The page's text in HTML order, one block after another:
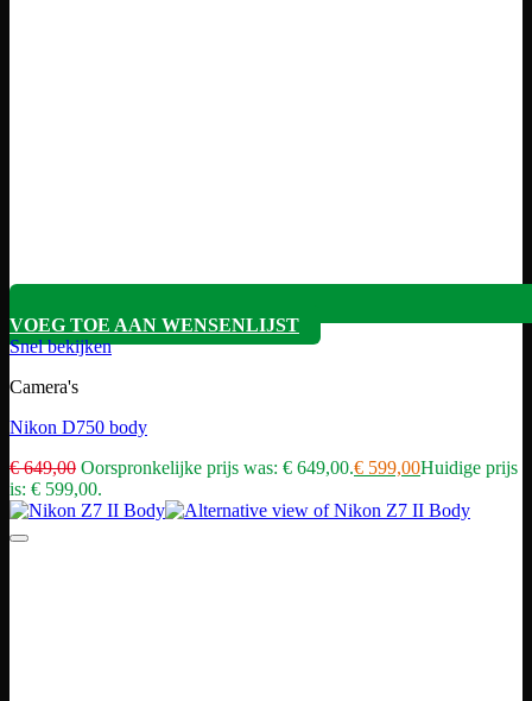
VOEG TOE AAN WENSENLIJST
Snel bekijken
Camera's
Nikon D750 body
€649,00 Oorspronkelijke prijs was: € 649,00.€ 599,00Huidige prijs
is: € 599,00.